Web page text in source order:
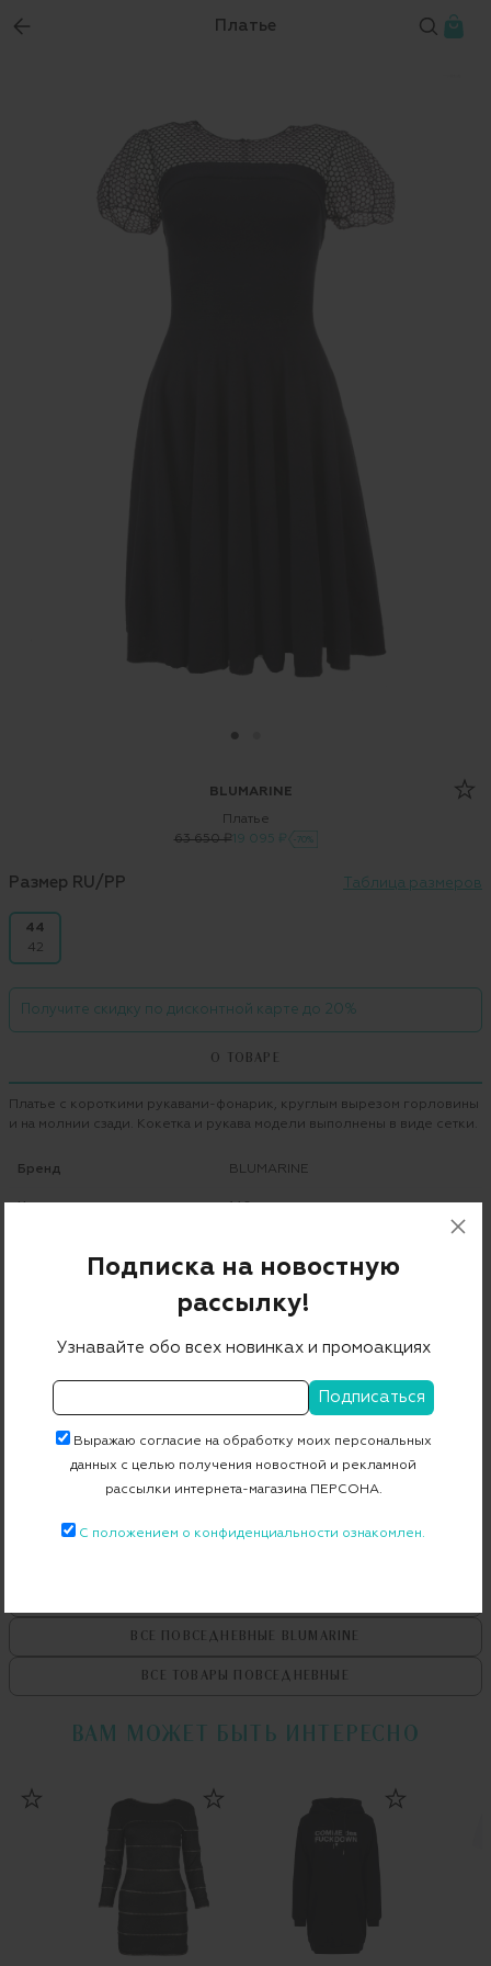
Платье
BLUMARINE
Платье
63 650 ₽ 19 095 ₽ -70%
Размер RU/PP Таблица размеров
44
42
Получите скидку по дисконтной карте до 20%
О ТОВАРЕ
Платье с короткими рукавами-фонарик, круглым вырезом горловины
и на молнии сзади. Кокетка и рукава модели выполнены в виде сетки.
Бренд BLUMARINE
Цвет 140 nero
Страна дизайна
Артикул 8037
Бесплатная примерка в пункте выдачи
Примерка при доставке торговым представителем
ВСЕ ПОВСЕДНЕВНЫЕ BLUMARINE
ВСЕ ТОВАРЫ ПОВСЕДНЕВНЫЕ
ВАМ МОЖЕТ БЫТЬ ИНТЕРЕСНО
Подписка на новостную
рассылку!
Узнавайте обо всех новинках и промоакциях
Выражаю согласие на обработку моих персональных
данных с целью получения новостной и рекламной
рассылки интернета-магазина ПЕРСОНА.
С положением о конфиденциальности ознакомлен.